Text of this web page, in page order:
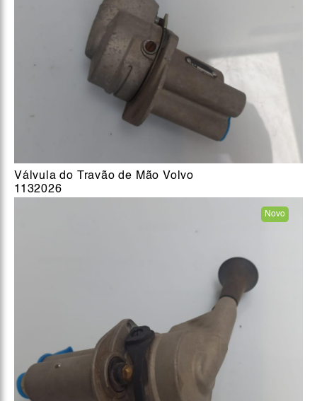
Válvula do Travão de Mão Volvo
1132026
Novo